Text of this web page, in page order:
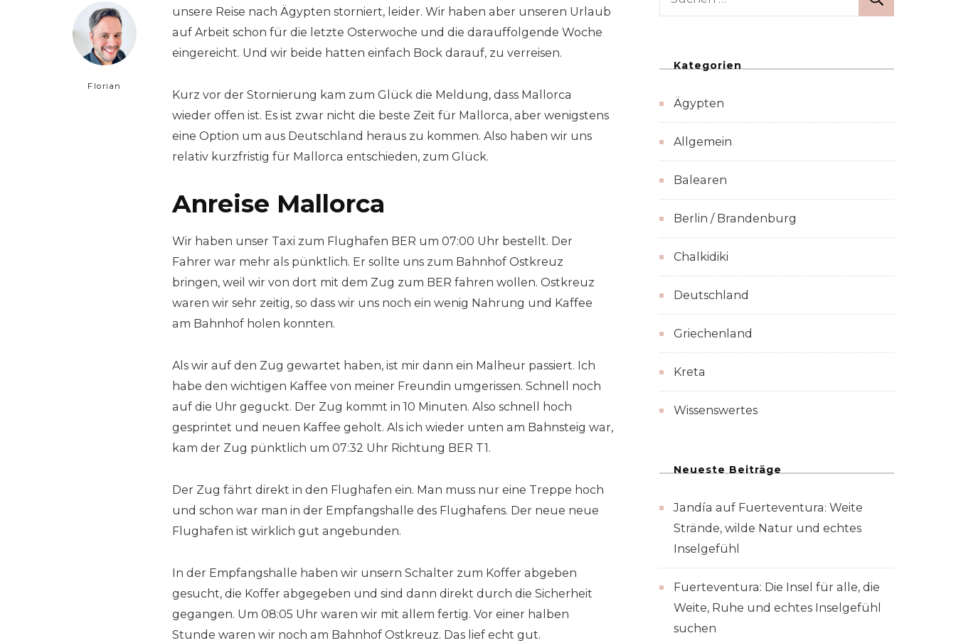
Florian
unsere Reise nach Ägypten storniert, leider. Wir haben aber unseren Urlaub
auf Arbeit schon für die letzte Osterwoche und die darauffolgende Woche
eingereicht. Und wir beide hatten einfach Bock darauf, zu verreisen.
Kurz vor der Stornierung kam zum Glück die Meldung, dass Mallorca
wieder offen ist. Es ist zwar nicht die beste Zeit für Mallorca, aber wenigstens
eine Option um aus Deutschland heraus zu kommen. Also haben wir uns
relativ kurzfristig für Mallorca entschieden, zum Glück.
Anreise Mallorca
Wir haben unser Taxi zum Flughafen BER um 07:00 Uhr bestellt. Der
Fahrer war mehr als pünktlich. Er sollte uns zum Bahnhof Ostkreuz
bringen, weil wir von dort mit dem Zug zum BER fahren wollen. Ostkreuz
waren wir sehr zeitig, so dass wir uns noch ein wenig Nahrung und Kaffee
am Bahnhof holen konnten.
Als wir auf den Zug gewartet haben, ist mir dann ein Malheur passiert. Ich
habe den wichtigen Kaffee von meiner Freundin umgerissen. Schnell noch
auf die Uhr geguckt. Der Zug kommt in 10 Minuten. Also schnell hoch
gesprintet und neuen Kaffee geholt. Als ich wieder unten am Bahnsteig war,
kam der Zug pünktlich um 07:32 Uhr Richtung BER T1.
Der Zug fährt direkt in den Flughafen ein. Man muss nur eine Treppe hoch
und schon war man in der Empfangshalle des Flughafens. Der neue neue
Flughafen ist wirklich gut angebunden.
In der Empfangshalle haben wir unsern Schalter zum Koffer abgeben
gesucht, die Koffer abgegeben und sind dann direkt durch die Sicherheit
gegangen. Um 08:05 Uhr waren wir mit allem fertig. Vor einer halben
Stunde waren wir noch am Bahnhof Ostkreuz. Das lief echt gut.
Kategorien
Ägypten
Allgemein
Balearen
Berlin / Brandenburg
Chalkidiki
Deutschland
Griechenland
Kreta
Wissenswertes
Neueste Beiträge
Jandía auf Fuerteventura: Weite
Strände, wilde Natur und echtes
Inselgefühl
Fuerteventura: Die Insel für alle, die
Weite, Ruhe und echtes Inselgefühl
suchen